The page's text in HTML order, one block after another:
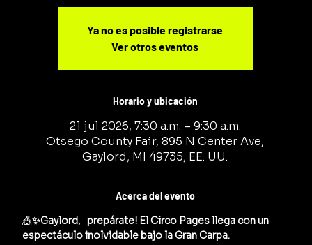
Ya no es posible registrarse
Ver otros eventos
Horario y ubicación
21 jul 2026, 7:30 a.m. – 9:30 a.m.
Otsego County Fair, 895 N Center Ave,
Gaylord, MI 49735, EE. UU.
Acerca del evento
🎪✨Gaylord,   prepárate! El Circo Pages llega con un
espectáculo inolvidable bajo la Gran Carpa.